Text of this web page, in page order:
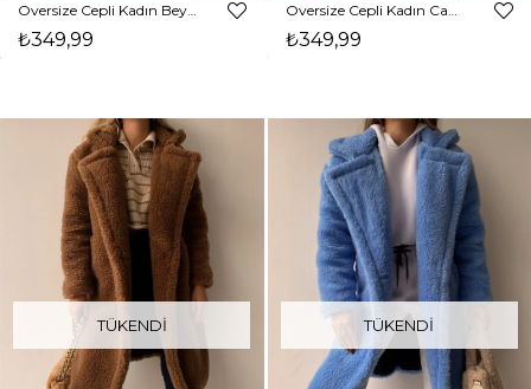
Oversize Cepli Kadın Beyaz Teddy Kaban 21K000306
₺349,99
Oversize Cepli Kadın Camel Teddy Kaban 21K000306
₺349,99
TÜKENDI TÜKENDI